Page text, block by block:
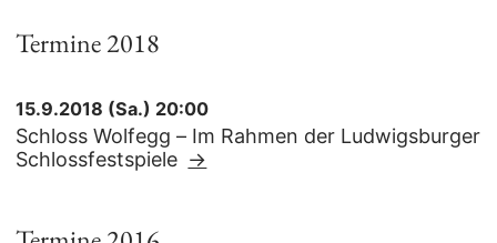
Termine 2018
15.9.2018 (Sa.) 20:00
Schloss Wolfegg – Im Rahmen der Ludwigsburger
Schlossfestspiele →